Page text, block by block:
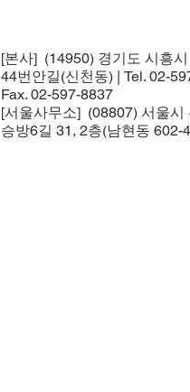
[본사] (14950) 경기도 시흥
44번안길(신천동) | Tel. 02-
Fax. 02-597-8837
[서울사무소] (08807) 서울시
승방6길 31, 2층(남현동 602-